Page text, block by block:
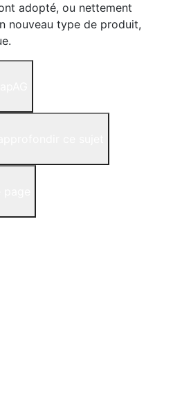
adopté, ou nettement
nouveau type de produit,